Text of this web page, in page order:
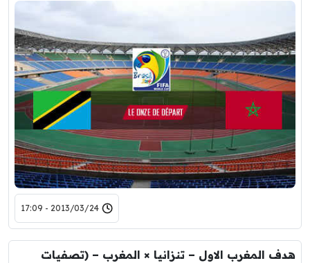
2013/03/24 - 17:09
هدف المغرب الاول – تنزانيا × المغرب – (تصفيات